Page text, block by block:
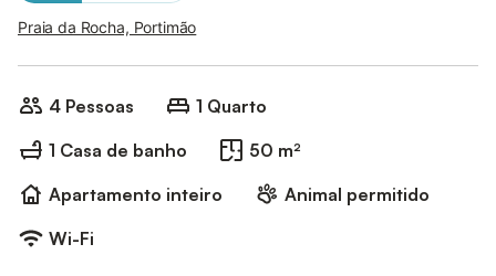
Praia da Rocha, Portimão
4 Pessoas
1 Quarto
1 Casa de banho
50 m²
Apartamento inteiro
Animal permitido
Wi-Fi